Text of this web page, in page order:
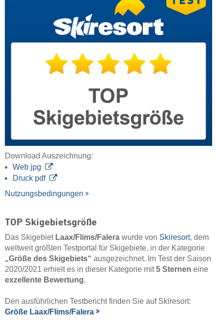
Download Auszeichnung:
Web jpg
Druck pdf
Nutzungsbedingungen
TOP Skigebietsgröße
Das Skigebiet Laax/​Flims/​Falera wurde von Skiresort, dem
weltweit größten Testportal für Skigebiete, in der Kategorie
„Größe des Skigebiets“ ausgezeichnet. Im Test der Saison
2020/2021 erhielt es in dieser Kategorie mit5 Sternen eine
exzellente Bewertung.
Den ausführlichen Testbericht finden Sie auf Skiresort:
Größe Laax/​Flims/​Falera